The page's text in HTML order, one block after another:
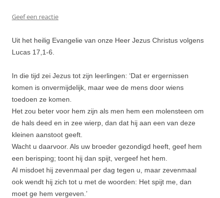
Geef een reactie
Uit het heilig Evangelie van onze Heer Jezus Christus volgens
Lucas 17,1-6.
In die tijd zei Jezus tot zijn leerlingen: ‘Dat er ergernissen
komen is onvermij­delijk, maar wee de mens door wiens
toedoen ze komen.
Het zou beter voor hem zijn als men hem een molensteen om
de hals deed en in zee wierp, dan dat hij aan een van deze
kleinen aanstoot geeft.
Wacht u daarvoor. Als uw broeder gezondigd heeft, geef hem
een berisping; toont hij dan spijt, vergeef het hem.
Al misdoet hij zevenmaal per dag tegen u, maar zevenmaal
ook wendt hij zich tot u met de woorden: Het spijt me, dan
moet ge hem vergeven.’